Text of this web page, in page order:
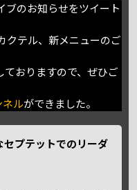
ブのお知らせをツイート
クテル、新メニューのご
おりますので、ぜひご
ルができました。
プテットでのリーダ